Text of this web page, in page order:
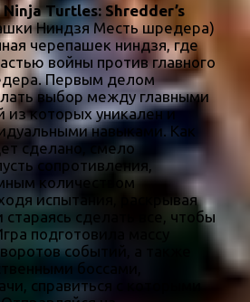
Turtles: Shredder’s
Ниндзя Месть шредера)
черепашек ниндзя, где
войны против главного
Первым делом
выбор между главными
из которых уникален и
навыками. Как
сделано, смело
сопротивления,
количеством
испытания, раскрывая
сделать все, чтобы
подготовила массу
событий, а также
боссами,
справиться с которыми